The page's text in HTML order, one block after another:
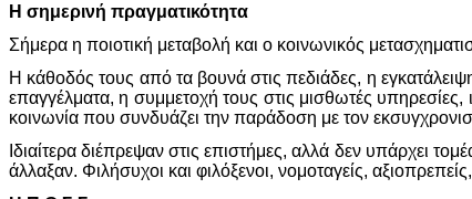
Η σημερινή πραγματικότητα
Σήμερα η ποιοτική μεταβολή και ο κοινωνικός
Η κάθοδός τους από τα βουνά στις πεδιάδες, η
επαγγέλματα, η συμμετοχή τους στις μισθωτές υπηρεσίες,
κοινωνία που συνδυάζει την παράδοση με τον
Ιδιαίτερα διέπρεψαν στις επιστήμες, αλλά δεν υπάρχει
άλλαξαν. Φιλήσυχοι και φιλόξενοι, νομοταγείς,